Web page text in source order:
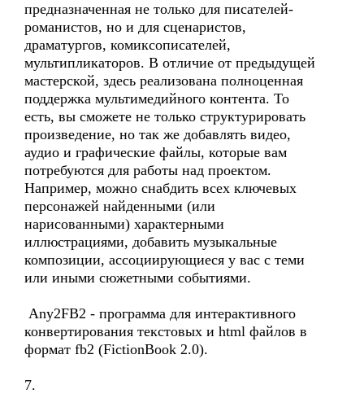
предназначенная не только для писателей-
романистов, но и для сценаристов,
драматургов, комиксописателей,
мультипликаторов. В отличие от предыдущей
мастерской, здесь реализована полноценная
поддержка мультимедийного контента. То
есть, вы сможете не только структурировать
произведение, но так же добавлять видео,
аудио и графические файлы, которые вам
потребуются для работы над проектом.
Например, можно снабдить всех ключевых
персонажей найденными (или
нарисованными) характерными
иллюстрациями, добавить музыкальные
композиции, ассоциирующиеся у вас с теми
или иными сюжетными событиями.
Any2FB2 - программа для интерактивного
конвертирования текстовых и html файлов в
формат fb2 (FictionBook 2.0).
7.